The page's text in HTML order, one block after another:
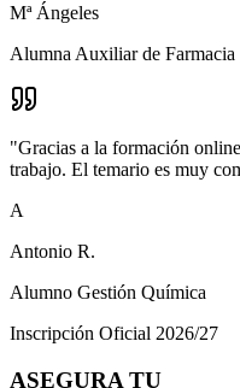
Mª Ángeles
Alumna Auxiliar de Farmacia
"Gracias a la formación
trabajo. El temario es muy
A
Antonio R.
Alumno Gestión Química
Inscripción Oficial 2026/27
ASEGURA TU